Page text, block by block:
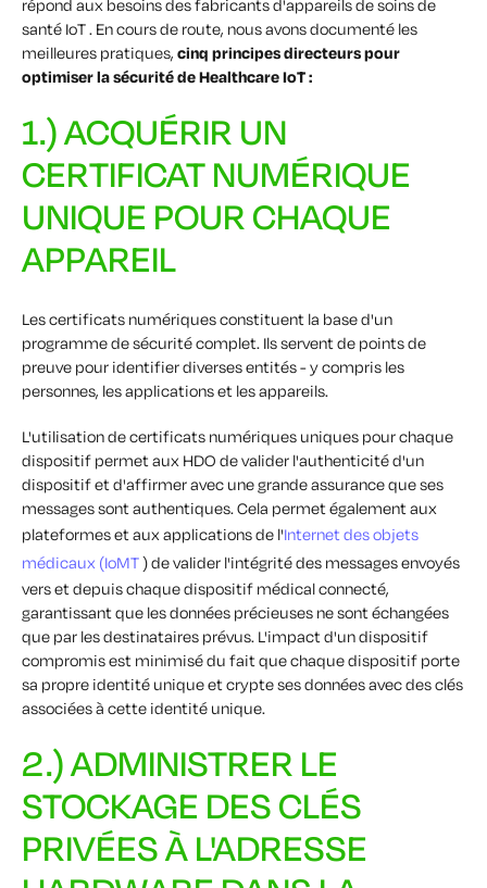
répond aux besoins des fabricants d'appareils de soins de
santé IoT . En cours de route, nous avons documenté les
meilleures pratiques, cinq principes directeurs pour
optimiser la sécurité de Healthcare IoT :
1.) ACQUÉRIR UN
CERTIFICAT NUMÉRIQUE
UNIQUE POUR CHAQUE
APPAREIL
Les certificats numériques constituent la base d'un
programme de sécurité complet. Ils servent de points de
preuve pour identifier diverses entités - y compris les
personnes, les applications et les appareils.
L'utilisation de certificats numériques uniques pour chaque
dispositif permet aux HDO de valider l'authenticité d'un
dispositif et d'affirmer avec une grande assurance que ses
messages sont authentiques. Cela permet également aux
plateformes et aux applications de l'Internet des objets
médicaux (IoMT) de valider l'intégrité des messages envoyés
vers et depuis chaque dispositif médical connecté,
garantissant que les données précieuses ne sont échangées
que par les destinataires prévus. L'impact d'un dispositif
compromis est minimisé du fait que chaque dispositif porte
sa propre identité unique et crypte ses données avec des clés
associées à cette identité unique.
2.) ADMINISTRER LE
STOCKAGE DES CLÉS
PRIVÉES À L'ADRESSE